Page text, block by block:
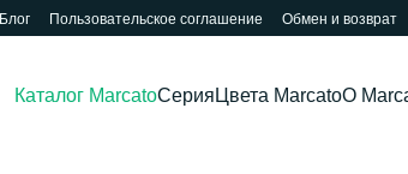
Блог Пользовательское соглашение Обмен и возврат
Каталог MarcatoСерия Цвета MarcatoО